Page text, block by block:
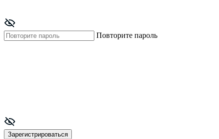
Повторите пароль
Зарегистрироваться